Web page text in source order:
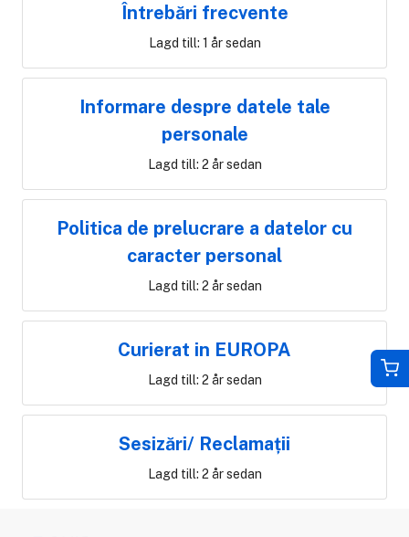
Întrebări frecvente
Lagd till: 1 år sedan
Informare despre datele tale
personale
Lagd till: 2 år sedan
Politica de prelucrare a datelor cu
caracter personal
Lagd till: 2 år sedan
Curierat in EUROPA
Lagd till: 2 år sedan
Sesizări/ Reclamații
Lagd till: 2 år sedan